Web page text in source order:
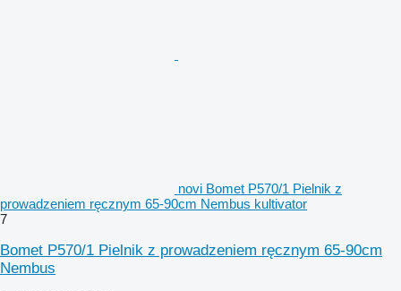
novi Bomet P570/1 Pielnik z
prowadzeniem ręcznym 65-90cm Nembus kultivator
7
Bomet P570/1 Pielnik z prowadzeniem ręcznym 65-90cm
Nembus